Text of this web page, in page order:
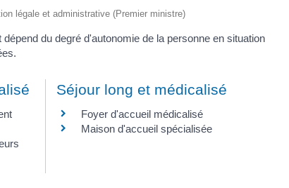
légale et administrative (Premier ministre)
du degré d'autonomie de la personne en situation
Séjour long et médicalisé
Foyer d'accueil médicalisé
Maison d'accueil spécialisée